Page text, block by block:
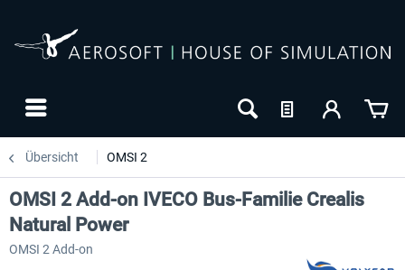
Übersicht OMSI 2
OMSI 2 Add-on IVECO Bus-Familie Crealis
Natural Power
OMSI 2 Add-on